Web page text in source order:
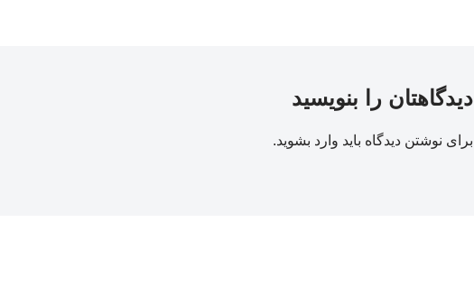
دیدگاهتان را بنویسید
برای نوشتن دیدگاه باید وارد بشوید.